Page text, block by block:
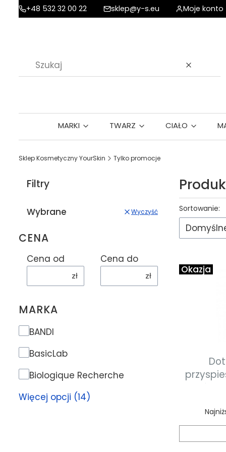
+48 532 32 00 22 sklep@y-s.eu Moje konto
Wyczyść
MARKI TWARZ CIAŁO
Sklep Kosmetyczny YourSkin Tylko promocje
Filtry
Wybrane Wyczyść
CENA
Cena od
zł
Cena do
zł
MARKA
Marka
BANDI
BasicLab
Biologique Recherche
Więcej opcji (14)
Lista
Sortowanie:
Okazja